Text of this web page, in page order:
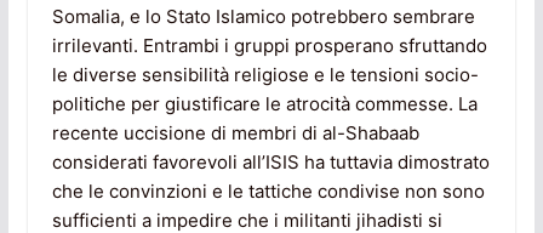
Somalia, e lo Stato Islamico potrebbero sembrare
irrilevanti. Entrambi i gruppi prosperano sfruttando
le diverse sensibilità religiose e le tensioni socio-
politiche per giustificare le atrocità commesse. La
recente uccisione di membri di al-Shabaab
considerati favorevoli all’ISIS ha tuttavia dimostrato
che le convinzioni e le tattiche condivise non sono
sufficienti a impedire che i militanti jihadisti si